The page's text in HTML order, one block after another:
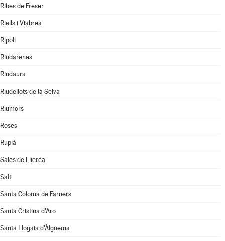
Ribes de Freser
Riells i Viabrea
Ripoll
Riudarenes
Riudaura
Riudellots de la Selva
Riumors
Roses
Rupià
Sales de Llierca
Salt
Santa Coloma de Farners
Santa Cristina d'Aro
Santa Llogaia d'Àlguema